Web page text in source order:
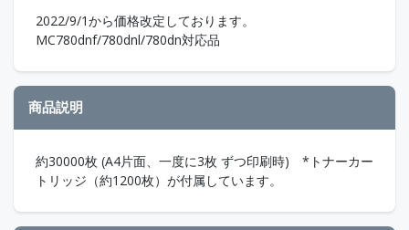
2022/9/1から価格改定しております。
MC780dnf/780dnl/780dn対応品
商品説明
約30000枚 (A4片面、一度に3枚 ずつ印刷時) *トナーカー
トリッジ（約1200枚）が付属しています。